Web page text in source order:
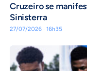
Cruzeiro se
Sinisterra
27/07/2026 · 16h35